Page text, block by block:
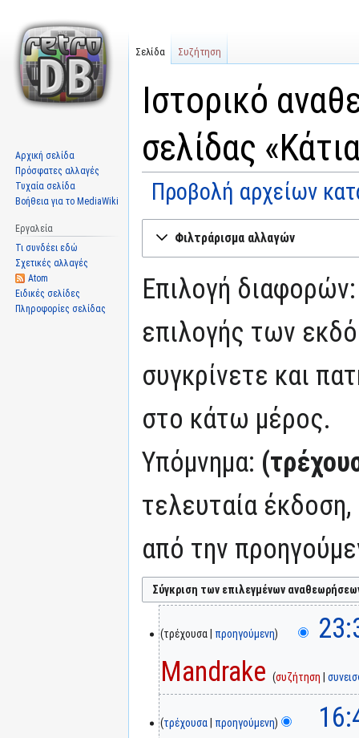
Ιστορικό
σελίδας
Προβολή αρχείων
στην
στην
Φιλτράρισμα αλλαγών
Επιλογή
επιλογής των
συγκρίνετε και
στο κάτω μέρος.
Υπόμνημα:
τελευταία έκδοση,
από την
τρέχουσα προηγούμενη
Mandrake
συζήτηση
τρέχουσα προηγούμενη
Σελίδα Συζήτηση
Αρχική σελίδα
Πρόσφατες αλλαγές
Τυχαία σελίδα
Βοήθεια για το MediaWiki
Εργαλεία
Τι συνδέει εδώ
Σχετικές αλλαγές
Atom
Ειδικές σελίδες
Πληροφορίες σελίδας